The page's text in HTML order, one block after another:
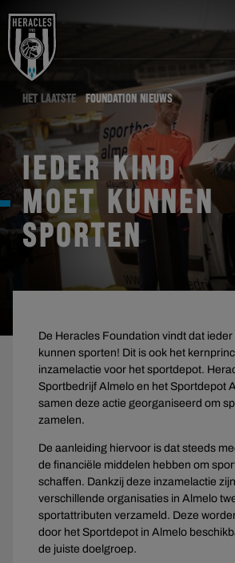
HET LAATSTE FOUNDATION NIEUWS
IEDER KIND
MOET KUNNEN
SPORTEN
De Heracles Foundation vindt dat
kunnen sporten! Dit is ook het
inzamelactie voor het sportdepot.
Sportbedrijf Almelo en het Sportdepot
samen deze actie georganiseerd om
zamelen.
De aanleiding hiervoor is dat steeds
de financiële middelen hebben om
schaffen. Dankzij deze inzamelactie
verschillende organisaties in Almelo
sportattributen verzameld. Deze
door het Sportdepot in Almelo
de juiste doelgroep.